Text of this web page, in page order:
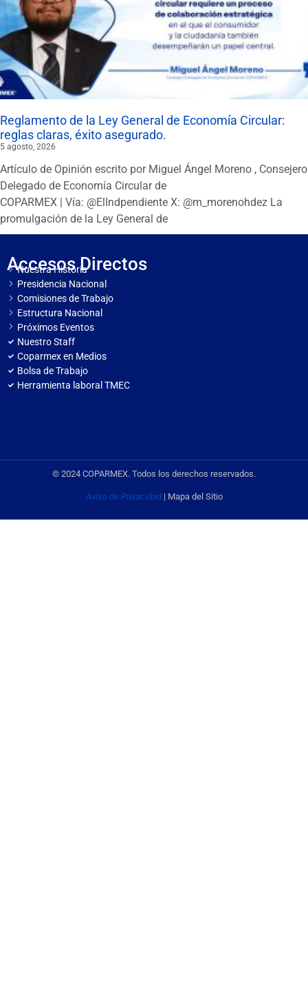
Reglamento de la Ley General de Economía Circular:
reglas claras, éxito asegurado.
5 agosto, 2026
Artículo de Opinión escrito por Miguel Ángel Moreno , Consejero
Delegado de Economía Circular de
COPARMEX | Vía: @ElIndpendiente X: @m_morenohdez La
promulgación de la Ley General de
Accesos Directos
Nuestra Historia
Presidencia Nacional
Comisiones de Trabajo
Estructura Nacional
Próximos Eventos
Nuestro Staff
Coparmex en Medios
Bolsa de Trabajo
Herramienta laboral TMEC
© 2024 COPARMEX. Todos los derechos reservados.
Aviso de Privacidad| Mapa del Sitio